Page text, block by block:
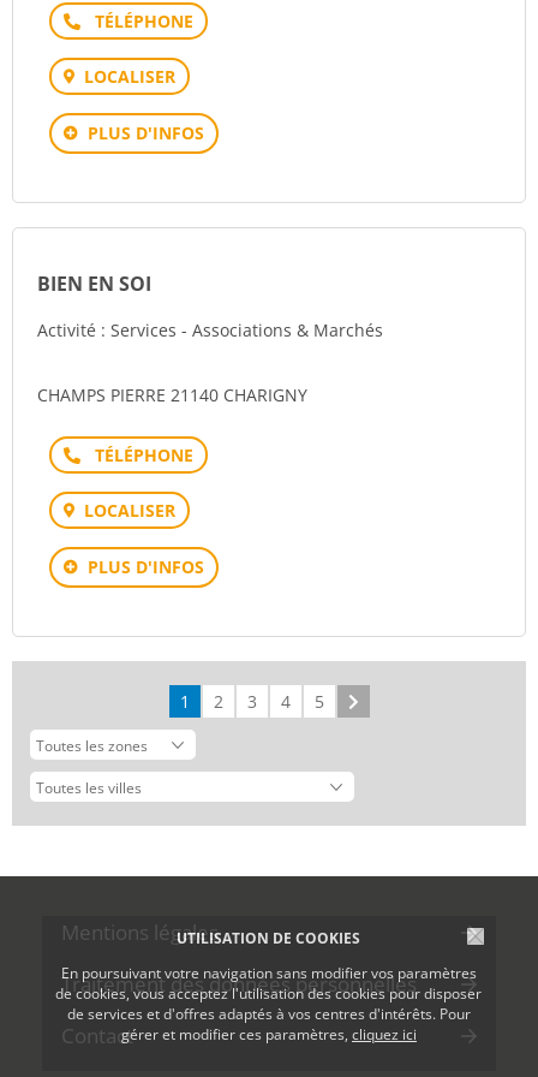
UTILISATION DE COOKIES
En poursuivant votre navigation sans modifier vos paramètres
de cookies, vous acceptez l'utilisation des cookies pour disposer
de services et d'offres adaptés à vos centres d'intérêts. Pour
gérer et modifier ces paramètres, cliquez ici
Téléphone
LOCALISER
PLUS D'INFOS
BIEN EN SOI
Activité : Services - Associations & Marchés
CHAMPS PIERRE 21140 CHARIGNY
Téléphone
LOCALISER
PLUS D'INFOS
1 2 3 4 5
Mentions légales
Traitement des données personnelles
Contact